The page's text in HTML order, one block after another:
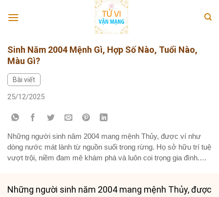
Sinh Năm 2004 Mệnh Gì, Hợp Số Nào, Tuổi Nào,
Màu Gì?
Bài viết
25/12/2025
Những người sinh năm 2004 mang mệnh Thủy, được ví như
dòng nước mát lành từ nguồn suối trong rừng. Họ sở hữu trí tuệ
vượt trội, niềm đam mê khám phá và luôn coi trọng gia đình.
Những người sinh năm 2004 mang mệnh Thủy, được